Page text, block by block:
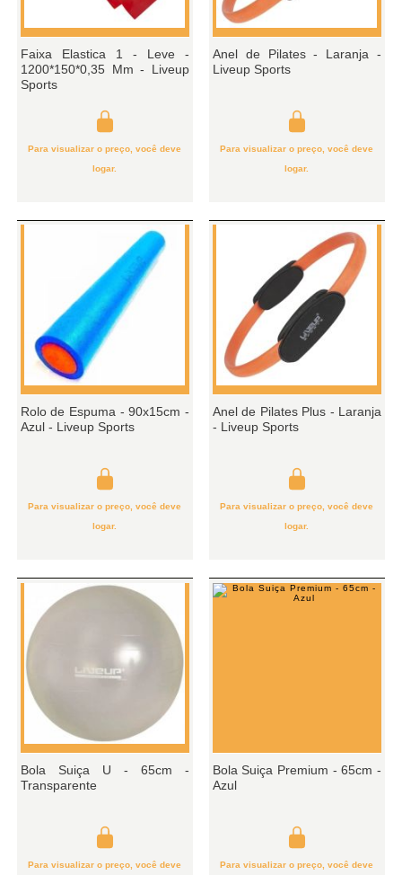
Faixa Elastica 1 - Leve -
1200*150*0,35 Mm - Liveup
Sports
Para visualizar o preço, você deve
logar.
Anel de Pilates - Laranja -
Liveup Sports
Para visualizar o preço, você deve
logar.
Rolo de Espuma - 90x15cm -
Azul - Liveup Sports
Para visualizar o preço, você deve
logar.
Anel de Pilates Plus - Laranja
- Liveup Sports
Para visualizar o preço, você deve
logar.
Bola Suiça U - 65cm -
Transparente
Para visualizar o preço, você deve
Bola Suiça Premium - 65cm -
Azul
Para visualizar o preço, você deve